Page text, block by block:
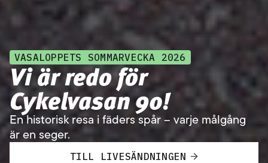
VASALOPPETS SOMMARVECKA 2026
Vi är redo för
Cykelvasan 90!
TILL LIVESÄNDNINGEN
En historisk resa i fäders spår – varje målgång
är en seger.